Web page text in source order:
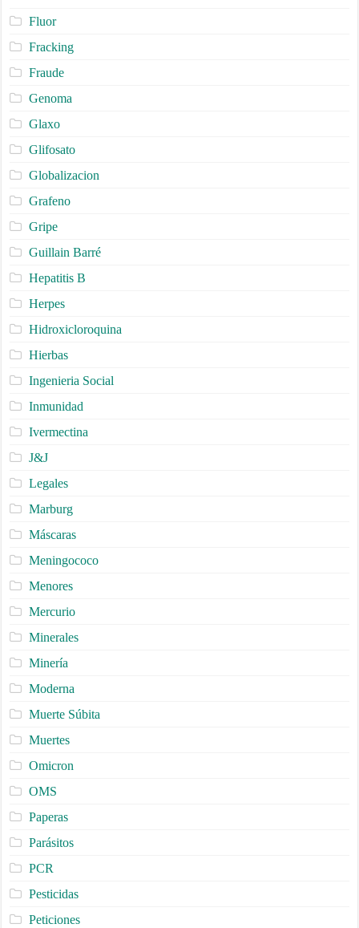
Fluor
Fracking
Fraude
Genoma
Glaxo
Glifosato
Globalizacion
Grafeno
Gripe
Guillain Barré
Hepatitis B
Herpes
Hidroxicloroquina
Hierbas
Ingenieria Social
Inmunidad
Ivermectina
J&J
Legales
Marburg
Máscaras
Meningococo
Menores
Mercurio
Minerales
Minería
Moderna
Muerte Súbita
Muertes
Omicron
OMS
Paperas
Parásitos
PCR
Pesticidas
Peticiones